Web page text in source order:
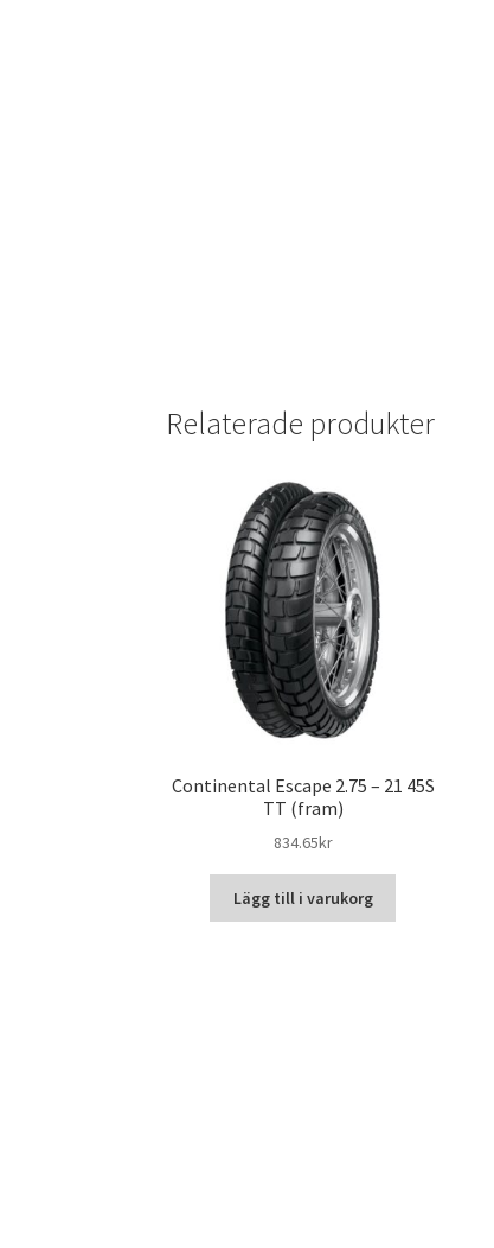
Relaterade produkter
Continental Escape 2.75 – 21 45S
TT (fram)
834.65kr
Lägg till i varukorg